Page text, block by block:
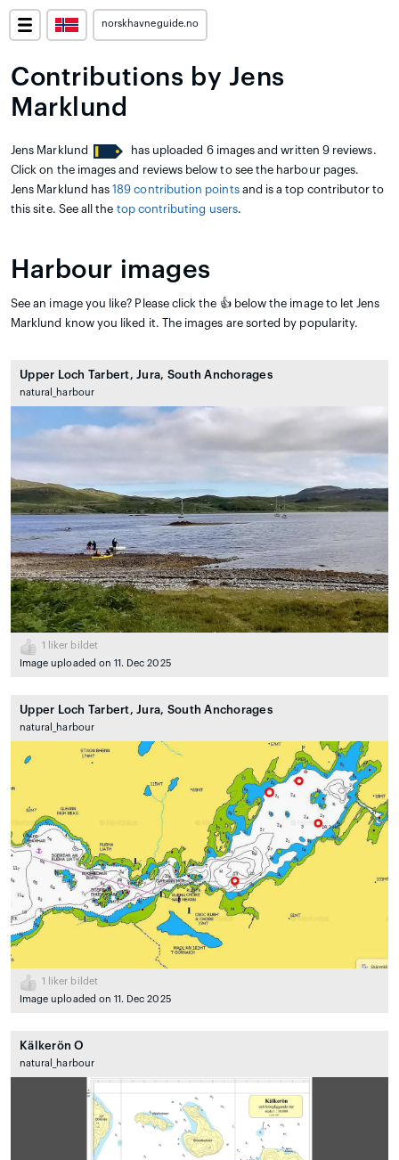
norskhavneguide.no
Contributions by Jens
Marklund
Jens Marklund
has uploaded 6 images and written 9 reviews.
Click on the images and reviews below to see the harbour pages.
Jens Marklund has189 contribution pointsand is a top contributor to
this site. See all the top contributing users.
Harbour images
See an image you like? Please click the 👍 below the image to let Jens
Marklund know you liked it. The images are sorted by popularity.
Upper Loch Tarbert, Jura, South Anchorages
natural_harbour
1
liker bildet
Image uploaded on 11. Dec 2025
Upper Loch Tarbert, Jura, South Anchorages
natural_harbour
1
liker bildet
Image uploaded on 11. Dec 2025
Kälkerön O
natural_harbour